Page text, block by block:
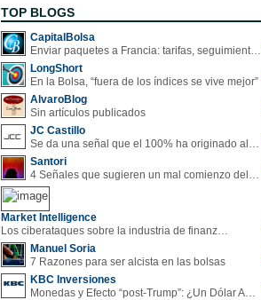
TOP BLOGS
CapitalBolsa
Enviar paquetes a Francia: tarifas, seguimiento y ventajas destacadas
LongShort
En la Bolsa, “fuera de los índices se vive mejor”
AlvaroBlog
Sin artículos publicados
JC Castillo
Se da una señal que el 100% ha originado alzas en las bolsas
Santori
4 Señales que sugieren un mal comienzo del 3T de la economía EEUU
Market Intelligence
Los ciberataques sobre la industria de finanzas se han duplicado este año
Manuel Soria
7 Razones para ser alcista en las bolsas
KBC Inversiones
Monedas y Efecto “post-Trump”: ¿Un Dólar Americano operando en rangos?